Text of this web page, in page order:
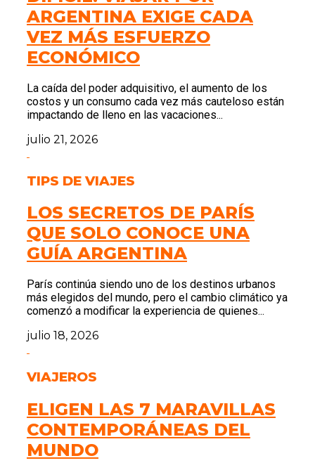
ARGENTINA EXIGE CADA
VEZ MÁS ESFUERZO
ECONÓMICO
La caída del poder adquisitivo, el aumento de los
costos y un consumo cada vez más cauteloso están
impactando de lleno en las vacaciones...
julio 21, 2026
TIPS DE VIAJES
LOS SECRETOS DE PARÍS
QUE SOLO CONOCE UNA
GUÍA ARGENTINA
París continúa siendo uno de los destinos urbanos
más elegidos del mundo, pero el cambio climático ya
comenzó a modificar la experiencia de quienes...
julio 18, 2026
VIAJEROS
ELIGEN LAS 7 MARAVILLAS
CONTEMPORÁNEAS DEL
MUNDO